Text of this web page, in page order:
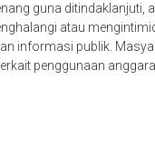
guna ditindaklanjuti,
atau
informasi publik.
penggunaan